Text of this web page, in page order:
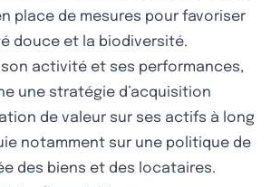
place de mesures pour favoriser
douce et la biodiversité.
son activité et ses performances,
une stratégie d’acquisition
de valeur sur ses actifs à long
notamment sur une politique de
des biens et des locataires.